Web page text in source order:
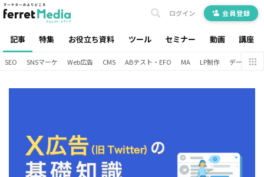
記事 特集 お役立ち資料 ツール セミナー 動画 講座
ログイン 会員登録
SEO SNSマーケ Web広告 CMS ABテスト・EFO MA LP制作 データ分析